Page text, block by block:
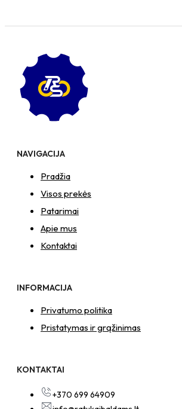
NAVIGACIJA
Pradžia
Visos prekės
Patarimai
Apie mus
Kontaktai
INFORMACIJA
Privatumo politika
Pristatymas ir grąžinimas
KONTAKTAI
+370 699 64909